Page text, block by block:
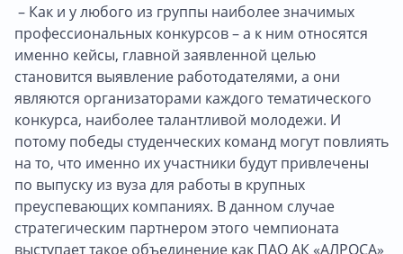
– Как и у любого из группы наиболее значимых
профессиональных конкурсов – а к ним относятся
именно кейсы, главной заявленной целью
становится выявление работодателями, а они
являются организаторами каждого тематического
конкурса, наиболее талантливой молодежи. И
потому победы студенческих команд могут повлиять
на то, что именно их участники будут привлечены
по выпуску из вуза для работы в крупных
преуспевающих компаниях. В данном случае
стратегическим партнером этого чемпионата
выступает такое объединение как ПАО АК «АЛРОСА»